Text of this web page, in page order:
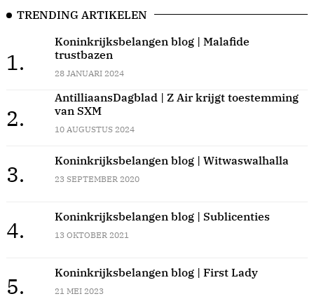
TRENDING ARTIKELEN
1.
Koninkrijksbelangen blog | Malafide
trustbazen
28 JANUARI 2024
2.
AntilliaansDagblad | Z Air krijgt toestemming
van SXM
10 AUGUSTUS 2024
3.
Koninkrijksbelangen blog | Witwaswalhalla
23 SEPTEMBER 2020
4.
Koninkrijksbelangen blog | Sublicenties
13 OKTOBER 2021
5.
Koninkrijksbelangen blog | First Lady
21 MEI 2023